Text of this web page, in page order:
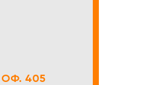
ОФ. 405